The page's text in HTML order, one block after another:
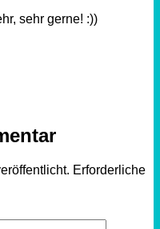
sehr gerne! :))
Erforderliche